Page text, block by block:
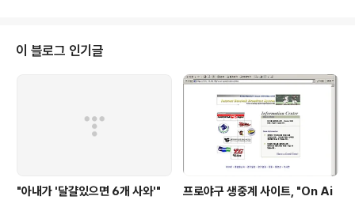
이 블로그 인기글
"아내가 '달걀있으면 6개 사와'"
프로야구 생중계 사이트, "On Ai